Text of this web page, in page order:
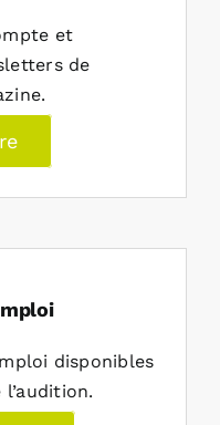
et
de
disponibles